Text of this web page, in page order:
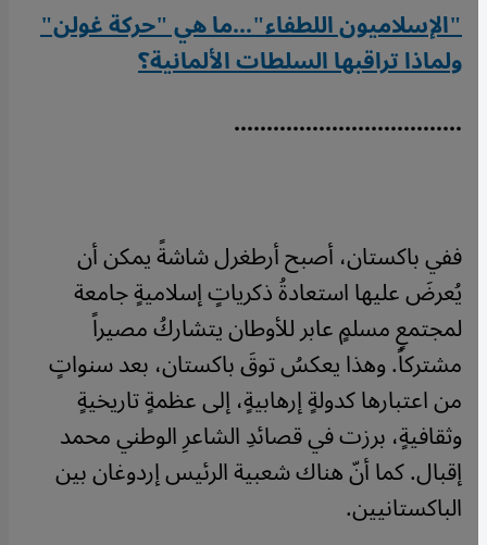
"الإسلاميون اللطفاء"...ما هي "حركة غولن"
ولماذا تراقبها السلطات الألمانية؟
...................................
ففي باكستان، أصبح أرطغرل شاشةً يمكن أن
يُعرضَ عليها استعادةُ ذكرياتٍ إسلاميةٍ جامعة
لمجتمعٍ مسلمٍ عابر للأوطان يتشاركُ مصيراً
مشتركاً. وهذا يعكسُ توقَ باكستان، بعد سنواتٍ
من اعتبارها كدولةٍ إرهابيةٍ، إلى عظمةٍ تاريخيةٍ
وثقافيةٍ، برزت في قصائدِ الشاعرِ الوطني محمد
إقبال. كما أنّ هناك شعبية الرئيس إردوغان بين
الباكستانيين.